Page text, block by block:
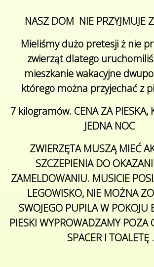
NASZ DOM NIE PRZYJMUJE
Mieliśmy dużo pretesji ż nie
zwierząt dlatego
mieszkanie wakacyjne
którego można przyjechać z
7 kilogramów. CENA ZA PIESKA,
JEDNA NOC
ZWIERZĘTA MUSZĄ MIEĆ
SZCZEPIENIA DO
ZAMELDOWANIU. MUSICIE
LEGOWISKO, NIE MOŻNA
SWOJEGO PUPILA W POKOJU
PIESKI WYPROWADZAMY POZA
SPACER I TOALETĘ .